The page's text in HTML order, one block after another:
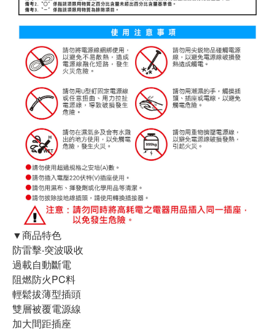
▼商品特色
防雷擊‧突波吸收
過載自動斷電
阻燃防火PC料
輕鬆拔薄型插頭
雙層被覆電源線
加大間距插座